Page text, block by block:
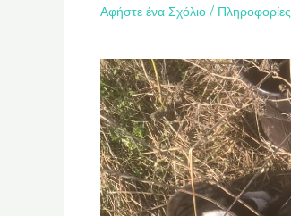
Αφήστε ένα Σχόλιο / Πληροφορίες